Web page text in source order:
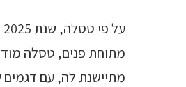
על פי טסלה, שנת 2025 צפויה להיות שנה של השקות של מוצרים חדשים – בסל האפשרויות:
מתיישנת לה, עם דגמים